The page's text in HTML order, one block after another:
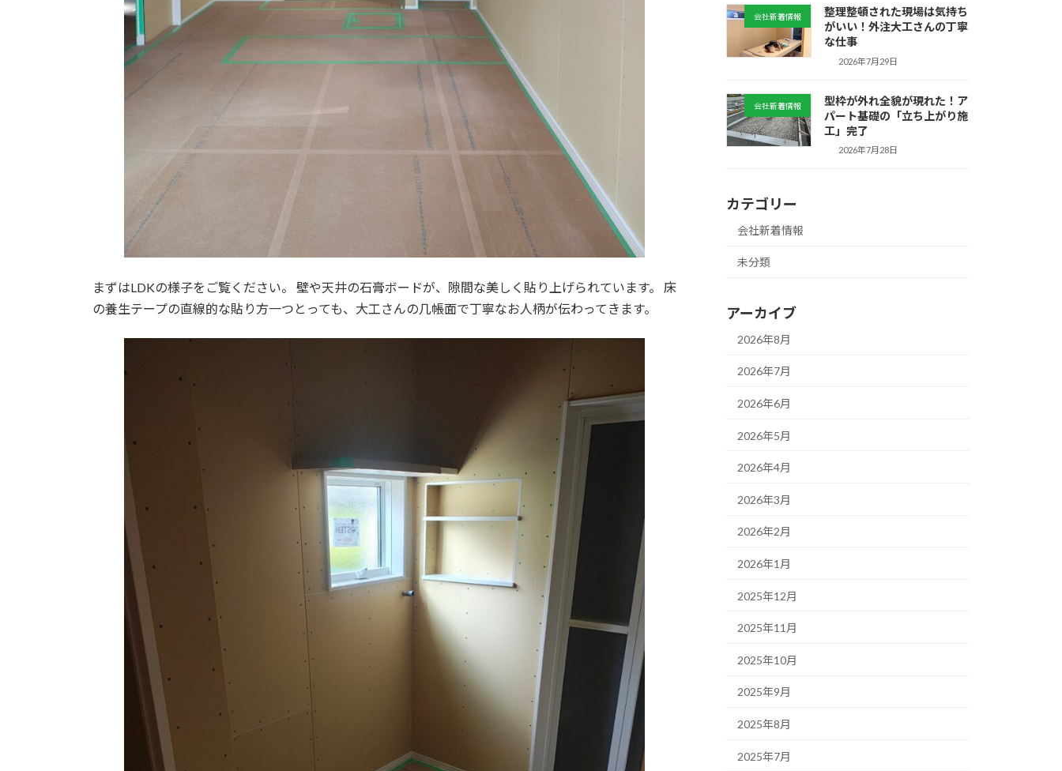
まずはLDKの様子をご覧ください。 壁や天井の石膏ボードが、隙間な美しく貼り上げられています。 床
の養生テープの直線的な貼り方一つとっても、大工さんの几帳面で丁寧なお人柄が伝わってきます。
会社新着情報
整理整頓された現場は気持ち
がいい！外注大工さんの丁寧
な仕事
2026年7月29日
会社新着情報
型枠が外れ全貌が現れた！ア
パート基礎の「立ち上がり施
工」完了
2026年7月28日
カテゴリー
会社新着情報
未分類
アーカイブ
2026年8月
2026年7月
2026年6月
2026年5月
2026年4月
2026年3月
2026年2月
2026年1月
2025年12月
2025年11月
2025年10月
2025年9月
2025年8月
2025年7月